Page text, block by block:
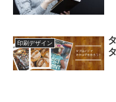
印刷デザイン